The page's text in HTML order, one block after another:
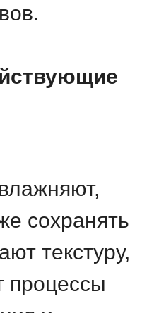
сохранять
текстуру,
процессы